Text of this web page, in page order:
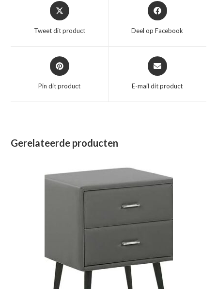
Opent
in
nieuw
Tweet dit product
Opent
in
nieuw
Deel op Facebook
Opent
in
nieuw
Pin dit product
Opent
in
nieuw
E-mail dit product
Gerelateerde producten